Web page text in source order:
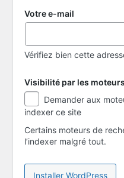
Votre e-mail
Vérifiez bien cette
Visibilité par les
Visibilité
par
les
moteurs
de
indexer ce site
Certains moteurs de
l’indexer malgré tout.